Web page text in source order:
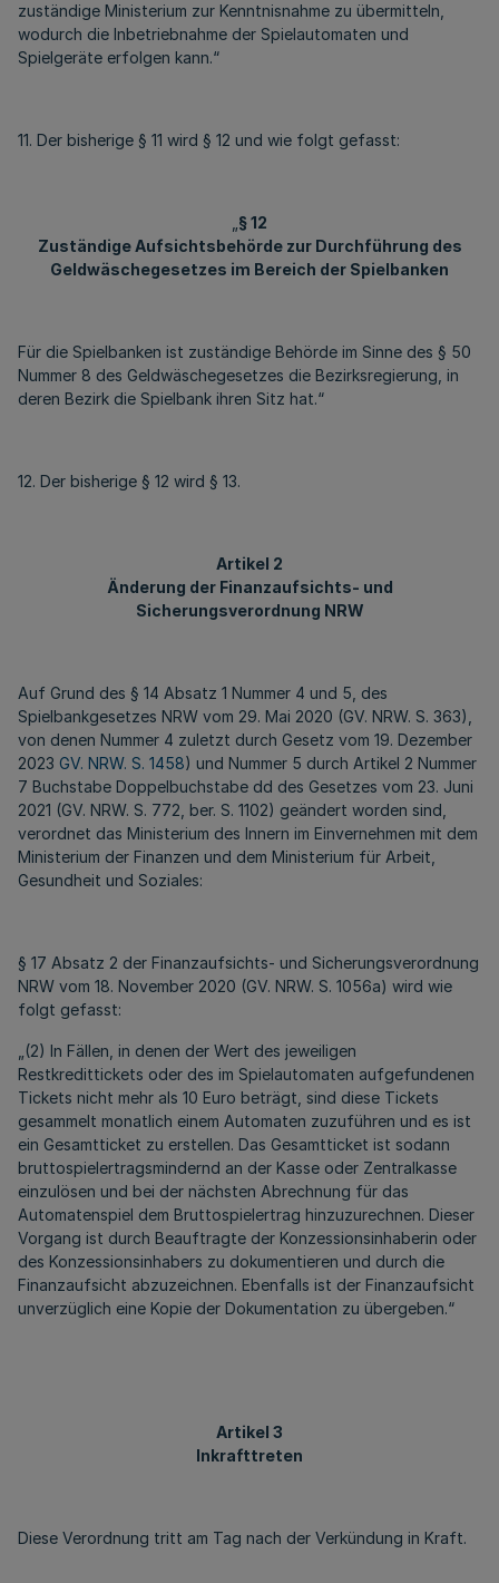
zuständige Ministerium zur Kenntnisnahme zu übermitteln,
wodurch die Inbetriebnahme der Spielautomaten und
Spielgeräte erfolgen kann.“
11. Der bisherige § 11 wird § 12 und wie folgt gefasst:
§ 12
Zuständige Aufsichtsbehörde zur Durchführung des
Geldwäschegesetzes im Bereich der Spielbanken
Für die Spielbanken ist zuständige Behörde im Sinne des § 50
Nummer 8 des Geldwäschegesetzes die Bezirksregierung, in
deren Bezirk die Spielbank ihren Sitz hat.“
12. Der bisherige § 12 wird § 13.
Artikel 2
Änderung der Finanzaufsichts- und
Sicherungsverordnung NRW
Auf Grund des § 14 Absatz 1 Nummer 4 und 5, des
Spielbankgesetzes NRW vom 29. Mai 2020 (GV. NRW. S. 363),
von denen Nummer 4 zuletzt durch Gesetz vom 19. Dezember
2023 GV. NRW. S. 1458) und Nummer 5 durch Artikel 2 Nummer
7 Buchstabe Doppelbuchstabe dd des Gesetzes vom 23. Juni
2021 (GV. NRW. S. 772, ber. S. 1102) geändert worden sind,
verordnet das Ministerium des Innern im Einvernehmen mit dem
Ministerium der Finanzen und dem Ministerium für Arbeit,
Gesundheit und Soziales:
§ 17 Absatz 2 der Finanzaufsichts- und Sicherungsverordnung
NRW vom 18. November 2020 (GV. NRW. S. 1056a) wird wie
folgt gefasst:
„(2) In Fällen, in denen der Wert des jeweiligen
Restkredittickets oder des im Spielautomaten aufgefundenen
Tickets nicht mehr als 10 Euro beträgt, sind diese Tickets
gesammelt monatlich einem Automaten zuzuführen und es ist
ein Gesamtticket zu erstellen. Das Gesamtticket ist sodann
bruttospielertragsmindernd an der Kasse oder Zentralkasse
einzulösen und bei der nächsten Abrechnung für das
Automatenspiel dem Bruttospielertrag hinzuzurechnen. Dieser
Vorgang ist durch Beauftragte der Konzessionsinhaberin oder
des Konzessionsinhabers zu dokumentieren und durch die
Finanzaufsicht abzuzeichnen. Ebenfalls ist der Finanzaufsicht
unverzüglich eine Kopie der Dokumentation zu übergeben.“
Artikel 3
Inkrafttreten
Diese Verordnung tritt am Tag nach der Verkündung in Kraft.